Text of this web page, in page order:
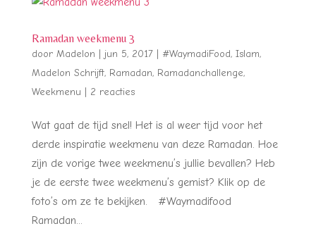
Ramadan weekmenu 3
door Madelon jun 5, 2017| #WaymadiFood, Islam,
Madelon Schrijft, Ramadan, Ramadanchallenge,
Weekmenu
2 reacties
Wat gaat de tijd snel! Het is al weer tijd voor het
derde inspiratie weekmenu van deze Ramadan. Hoe
zijn de vorige twee weekmenu’s jullie bevallen? Heb
je de eerste twee weekmenu’s gemist? Klik op de
foto’s om ze te bekijken. #Waymadifood
Ramadan...